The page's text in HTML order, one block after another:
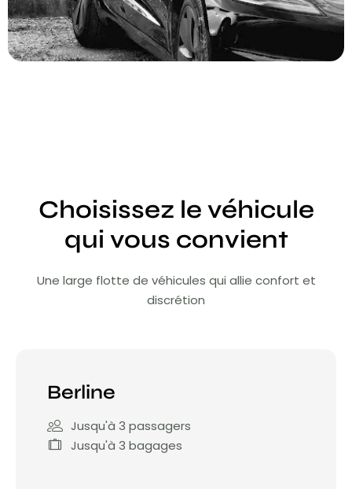
Choisissez le véhicule
qui vous convient
Une large flotte de véhicules qui allie confort et
discrétion
Berline
Jusqu'à 3 passagers
Jusqu'à 3 bagages